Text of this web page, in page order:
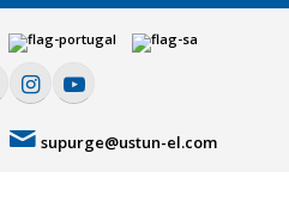
supurge@ustun-el.com